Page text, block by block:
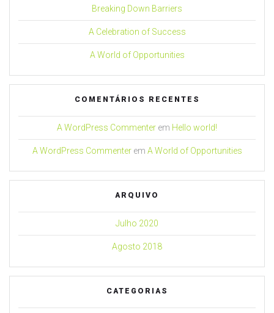
Breaking Down Barriers
A Celebration of Success
A World of Opportunities
COMENTÁRIOS RECENTES
A WordPress Commenter em Hello world!
A WordPress Commenterem A World of Opportunities
ARQUIVO
Julho 2020
Agosto 2018
CATEGORIAS